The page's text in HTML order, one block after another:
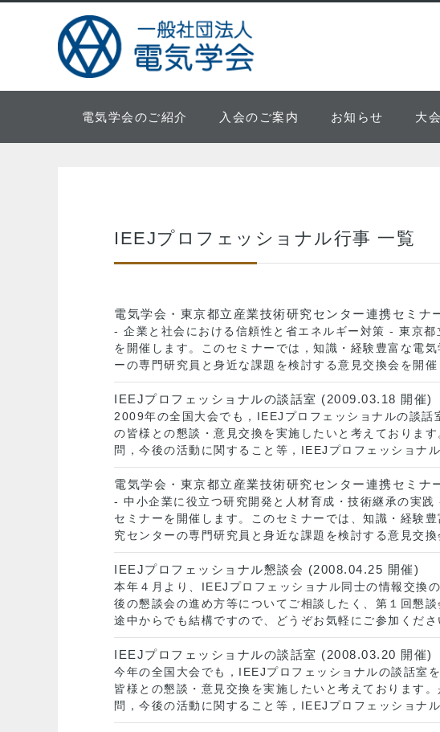
電気学会のご紹介 入会のご案内 お知らせ 大
IEEJプロフェッショナル行事 一覧
電気学会・東京都立産業技術研究センター連携セミ
- 企業と社会における信頼性と省エネルギー対策 - 東京
を開催します。このセミナーでは，知識・経験豊富な電
ーの専門研究員と身近な課題を検討する意見交換会を開
IEEJプロフェッショナルの談話室 (2009.03.18 開催)
2009年の全国大会でも，IEEJプロフェッショナルの談
の皆様との懇談・意見交換を実施したいと考えておりま
問，今後の活動に関すること等，IEEJプロフェッショナ
電気学会・東京都立産業技術研究センター連携セミ
- 中小企業に役立つ研究開発と人材育成・技術継承の実
セミナーを開催します。このセミナーでは、知識・経験
究センターの専門研究員と身近な課題を検討する意見交
IEEJプロフェッショナル懇談会 (2008.04.25 開催)
本年４月より、IEEJプロフェッショナル同士の情報交換
後の懇談会の進め方等についてご相談したく、第１回懇
途中からでも結構ですので、どうぞお気軽にご参加くだ
IEEJプロフェッショナルの談話室 (2008.03.20 開催)
今年の全国大会でも，IEEJプロフェッショナルの談話室
皆様との懇談・意見交換を実施したいと考えております
問，今後の活動に関すること等，IEEJプロフェッショナ